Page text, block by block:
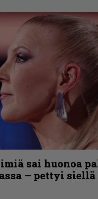
sai huonoa
– pettyi siellä